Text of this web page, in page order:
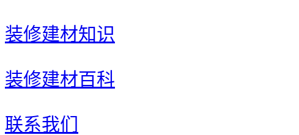
装修建材知识
装修建材百科
联系我们